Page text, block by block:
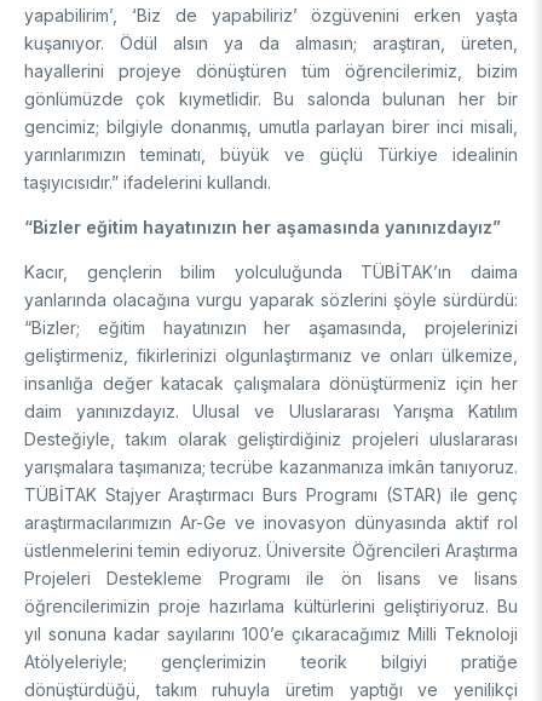
İleri Teknolojiler Araştırma Enstitüsü (İLTAREN)
Temel Bilimler Araştırma Enstitüsü (TBAE)
Temiz Enerji, İklim Değişikliği ve Sürdürülebilirlik Araştırma
Enstitüsü
Türkiye Sanayi Sevk ve İdare Enstitüsü (TÜSSİDE)
Ulusal Metroloji Enstitüsü (UME)
Uzay Teknolojileri Araştırma Enstitüsü (UZAY)
Kutup Araştırmaları Enstitüsü (KARE)
Ulusal Akademik Ağ ve Bilgi Merkezi (ULAKBİM)
Haber Arşivi
Video Arşivi
Fotoğraf Arşivi
KVKK Aydınlatma metni
yapabilirim’, ‘Biz de yapabiliriz’ özgüvenini erken yaşta
kuşanıyor. Ödül alsın ya da almasın; araştıran, üreten,
hayallerini projeye dönüştüren tüm öğrencilerimiz, bizim
gönlümüzde çok kıymetlidir. Bu salonda bulunan her bir
gencimiz; bilgiyle donanmış, umutla parlayan birer inci misali,
yarınlarımızın teminatı, büyük ve güçlü Türkiye idealinin
taşıyıcısıdır.” ifadelerini kullandı.
“Bizler eğitim hayatınızın her aşamasında yanınızdayız”
Kacır, gençlerin bilim yolculuğunda TÜBİTAK’ın daima
yanlarında olacağına vurgu yaparak sözlerini şöyle sürdürdü:
“Bizler; eğitim hayatınızın her aşamasında, projelerinizi
geliştirmeniz, fikirlerinizi olgunlaştırmanız ve onları ülkemize,
insanlığa değer katacak çalışmalara dönüştürmeniz için her
daim yanınızdayız. Ulusal ve Uluslararası Yarışma Katılım
Desteğiyle, takım olarak geliştirdiğiniz projeleri uluslararası
yarışmalara taşımanıza; tecrübe kazanmanıza imkân tanıyoruz.
TÜBİTAK Stajyer Araştırmacı Burs Programı (STAR) ile genç
araştırmacılarımızın Ar-Ge ve inovasyon dünyasında aktif rol
üstlenmelerini temin ediyoruz. Üniversite Öğrencileri Araştırma
Projeleri Destekleme Programı ile ön lisans ve lisans
öğrencilerimizin proje hazırlama kültürlerini geliştiriyoruz. Bu
yıl sonuna kadar sayılarını 100’e çıkaracağımız Milli Teknoloji
Atölyeleriyle; gençlerimizin teorik bilgiyi pratiğe
dönüştürdüğü, takım ruhuyla üretim yaptığı ve yenilikçi